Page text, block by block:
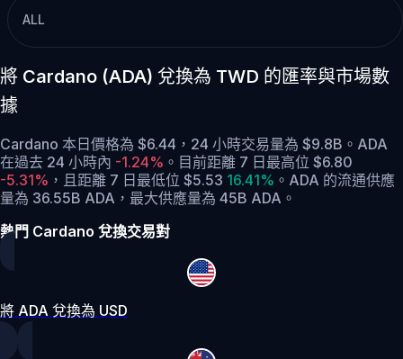
ALL
將 Cardano (ADA) 兌換為 TWD 的匯率與市場數
據
Cardano 本日價格為 $6.44，24 小時交易量為 $9.8B。ADA
在過去 24 小時內 -1.24% 。 目前距離 7 日最高位 $6.80
-5.31% ， 且距離 7 日最低位 $5.53 16.41% 。 ADA 的流通供應
量為 36.55B ADA，最大供應量為 45B ADA。
熱門 Cardano 兌換交易對
將 ADA 兌換為 USD